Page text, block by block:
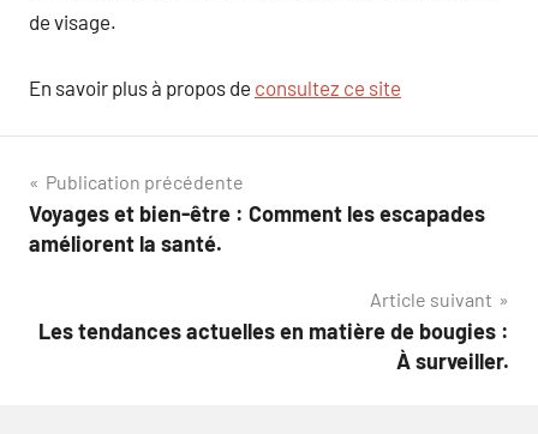
de visage.
En savoir plus à propos de consultez ce site
Navigation
de
Publication précédente
Voyages et bien-être : Comment les escapades
améliorent la santé.
Article suivant
Les tendances actuelles en matière de bougies :
À surveiller.